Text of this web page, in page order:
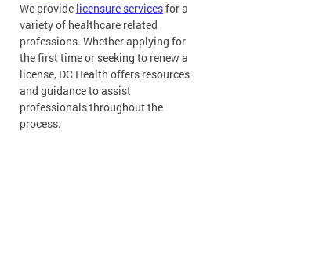
We provide licensure servicesfor a
variety of healthcare related
professions. Whether applying for
the first time or seeking to renew a
license, DC Health offers resources
and guidance to assist
professionals throughout the
process.